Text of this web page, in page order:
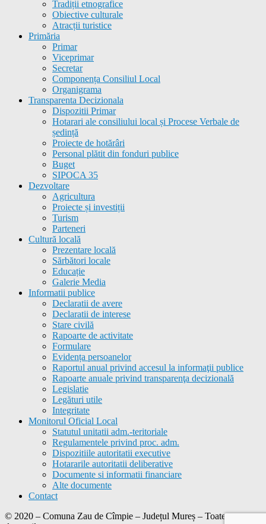
Tradiții etnografice
Obiective culturale
Atracții turistice
Primăria
Primar
Viceprimar
Secretar
Componența Consiliul Local
Organigrama
Transparenta Decizionala
Dispozitii Primar
Hotarari ale consiliului local și Procese Verbale de
ședință
Proiecte de hotărâri
Personal plătit din fonduri publice
Buget
SIPOCA 35
Dezvoltare
Agricultura
Proiecte și investiții
Turism
Parteneri
Cultură locală
Prezentare locală
Sărbători locale
Educație
Galerie Media
Informatii publice
Declaratii de avere
Declaratii de interese
Stare civilă
Rapoarte de activitate
Formulare
Evidența persoanelor
Raportul anual privind accesul la informaţii publice
Rapoarte anuale privind transparenţa decizională
Legislatie
Legături utile
Integritate
Monitorul Oficial Local
Statutul unitatii adm.-teritoriale
Regulamentele privind proc. adm.
Dispozitiile autoritatii executive
Hotararile autoritatii deliberative
Documente si informatii financiare
Alte documente
Contact
© 2020 – Comuna Zau de Cîmpie – Județul Mureș – Toate